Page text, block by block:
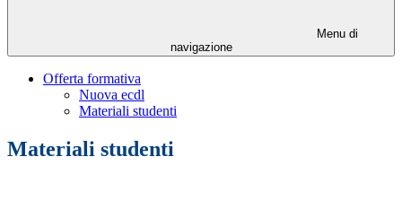
Menu di
navigazione
Offerta formativa
Nuova ecdl
Materiali studenti
Materiali studenti